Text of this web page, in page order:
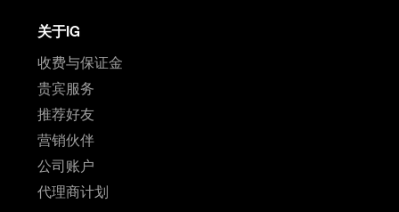
关于IG
收费与保证金
贵宾服务
推荐好友
营销伙伴
公司账户
代理商计划